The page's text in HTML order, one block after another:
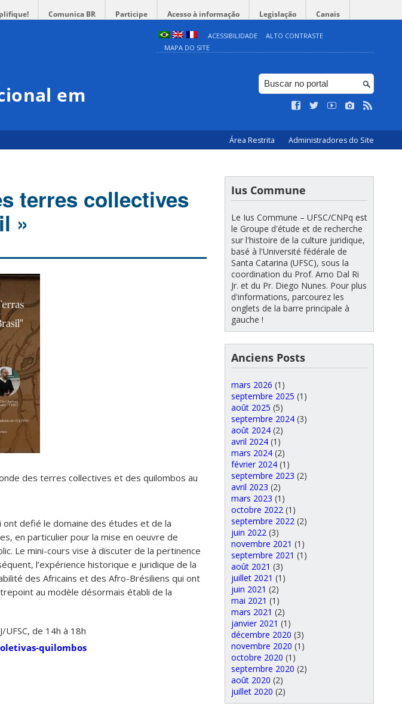
Comunica BR Participe Acesso à informação Legislação Canais
ACESSIBILIDADE
ALTO CONTRASTE
MAPA DO SITE
em
Área Restrita Administradores do Site
terres collectives
»
des terres collectives et des quilombos au
ont defié le domaine des études et de la
en particulier pour la mise en oeuvre de
Le mini-cours vise à discuter de la pertinence
l’expérience historique e juridique de la
des Africains et des Afro-Brésiliens qui ont
au modèle désormais établi de la
UFSC, de 14h à 18h
quilombos
Ius Commune
Le Ius Commune – UFSC/CNPq est
le Groupe d'étude et de recherche
sur l'histoire de la culture juridique,
basé à l'Université fédérale de
Santa Catarina (UFSC), sous la
coordination du Prof. Arno Dal Ri
Jr. et du Pr. Diego Nunes. Pour plus
d'informations, parcourez les
onglets de la barre principale à
gauche !
Anciens Posts
mars 2026 (1)
septembre 2025 (1)
août 2025 (5)
septembre 2024 (3)
août 2024 (2)
avril 2024 (1)
mars 2024 (2)
février 2024 (1)
septembre 2023 (2)
avril 2023 (2)
mars 2023 (1)
octobre 2022 (1)
septembre 2022 (2)
juin 2022 (3)
novembre 2021 (1)
septembre 2021 (1)
août 2021 (3)
juillet 2021 (1)
juin 2021 (2)
mai 2021 (1)
mars 2021 (2)
janvier 2021 (1)
décembre 2020 (3)
novembre 2020 (1)
octobre 2020 (1)
septembre 2020 (2)
août 2020 (2)
juillet 2020 (2)